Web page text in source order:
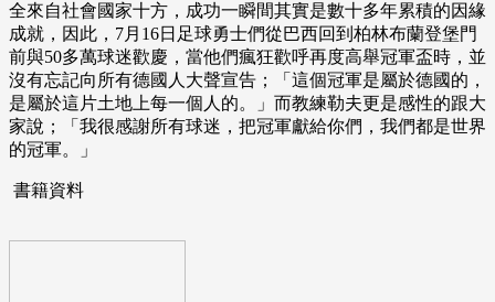
全來自社會國家十方，成功一瞬間其實是數十多年累積的因緣
成就，因此，7月16日足球勇士們從巴西回到柏林布蘭登堡門
前與50多萬球迷歡慶，當他們瘋狂歡呼再度高舉冠軍盃時，並
沒有忘記向所有德國人大聲宣告；「這個冠軍是屬於德國的，
是屬於這片土地上每一個人的。」而教練勒夫更是感性的跟大
家說；「我很感謝所有球迷，把冠軍獻給你們，我們都是世界
的冠軍。」
書籍資料